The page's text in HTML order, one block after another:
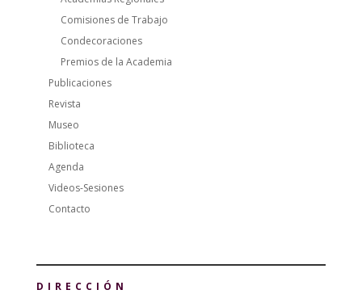
Comisiones de Trabajo
Condecoraciones
Premios de la Academia
Publicaciones
Revista
Museo
Biblioteca
Agenda
Videos-Sesiones
Contacto
DIRECCIÓN